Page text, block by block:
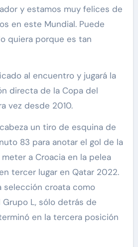
y estamos muy felices de
en este Mundial. Puede
quiera porque es tan
al encuentro y jugará la
directa de la Copa del
vez desde 2010.
un tiro de esquina de
83 para anotar el gol de la
a Croacia en la pelea
tercer lugar en Qatar 2022.
selección croata como
L, sólo detrás de
en la tercera posición